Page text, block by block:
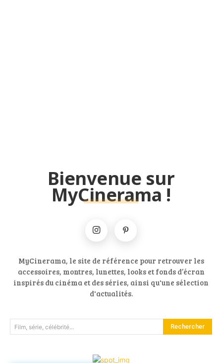
Bienvenue sur
MyCinerama !
MyCinerama, le site de référence pour retrouver les
accessoires, montres, lunettes, looks et fonds d’écran
inspirés du cinéma et des séries, ainsi qu'une sélection
d'actualités.
Film, série, célébrité... Rechercher